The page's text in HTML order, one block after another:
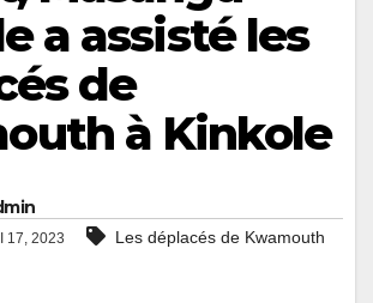
a assisté les
de
à Kinkole
17, 2023 Les déplacés de Kwamouth